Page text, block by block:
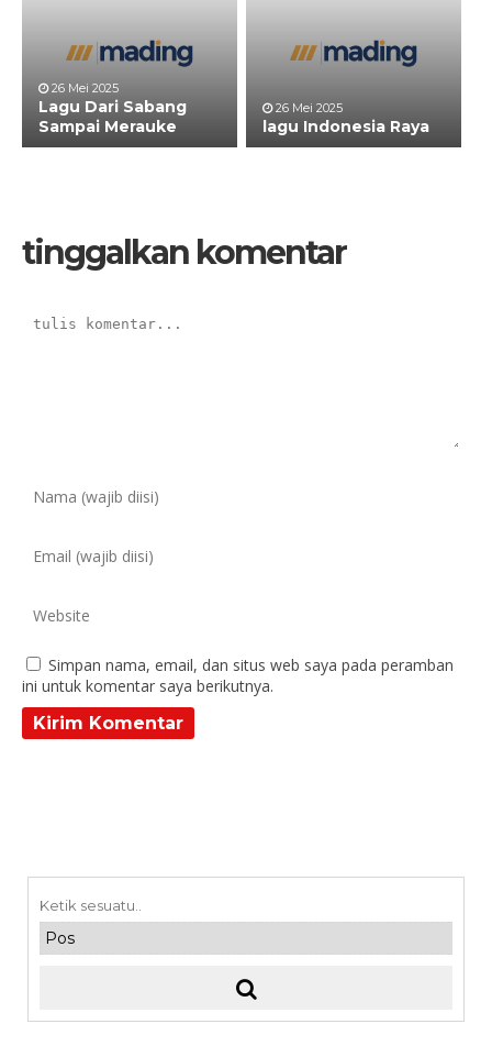
26 Mei 2025
Lagu Dari Sabang
Sampai Merauke
26 Mei 2025
lagu Indonesia Raya
tinggalkan komentar
Simpan nama, email, dan situs web saya pada peramban
ini untuk komentar saya berikutnya.